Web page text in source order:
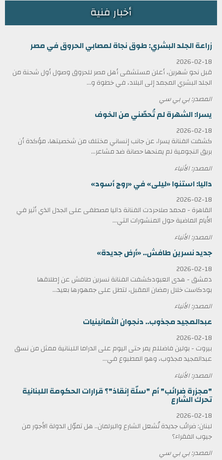
أخبار فنية
زراعة الجلد البشري: طوق نجاة لمصابي الحروق في مصر
2026-02-18
قبل نحو شهرين، أعلن مستشفى أهل مصر للحروق وصول أول شحنة من
الجلد البشري المجمد إلى البلاد، في خطوة و...
المصدر: بي بي سي
يسرا: الشهرة لم تُحصّني من الخوف
2026-02-18
كشفت الفنانة يسرا، عن جانب إنساني مختلف من شخصيتها، مؤكدة أن
بريق النجومية لم يمنحها حصانة ضد مشاعر...
المصدر: الأنباء
داليا: استنوا «ليلى» في «روج أسود»
2026-02-18
القاهرة - محمد صلاحردت الفنانة داليا مصطفى على الجدل الذي أثير في
الأيام الماضية حول المنشورات التي...
المصدر: الأنباء
جديد نسرين طافش.. «أرض جديدة»
2026-02-18
دمشق - هدى العبودكشفت الفنانة نسرين طافش عن إطلاقها
بودكاست خلال رمضان المقبل، لتطل على جمهورها بعيد...
المصدر: الأنباء
عبدالمجيد مجذوب.. دنجوان الثمانينيات
2026-02-18
بيروت - بولين فاضللم يمر حتى اليوم على الدراما اللبنانية ممثل من نسق
عبدالمجيد مجذوب، وهو المطبوع في...
المصدر: الأنباء
"مجزرة ضرائب" أم "سلّة إنقاذ"؟ قرارات الحكومة اللبنانية
تحرك الشارع
2026-02-18
لبنان: ضرائب جديدة تُشعل الشارع والبرلمان.. هل تموّل الدولة الأجور من
جيوب الفقراء؟
المصدر: بي بي سي